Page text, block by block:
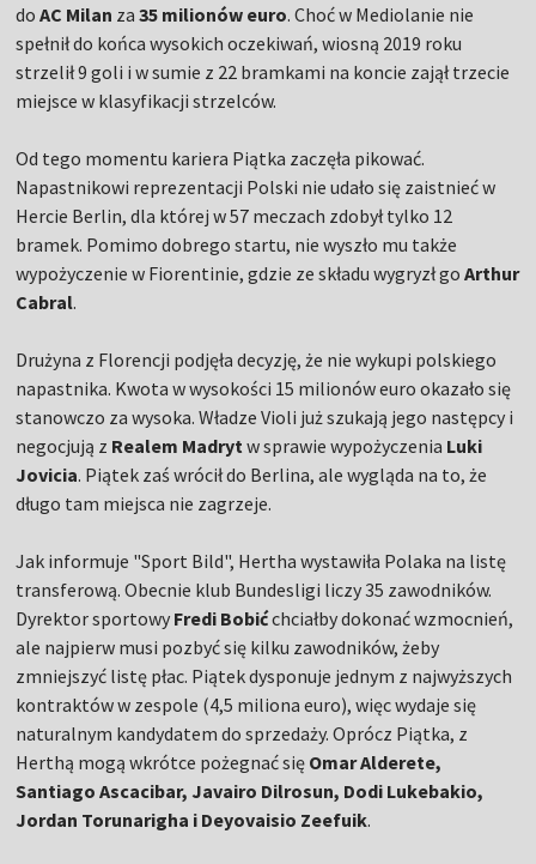
doAC Milan za35 milionów euro. Choć w Mediolanie nie
spełnił do końca wysokich oczekiwań, wiosną 2019 roku
strzelił 9 goli i w sumie z 22 bramkami na koncie zajął trzecie
miejsce w klasyfikacji strzelców.
Od tego momentu kariera Piątka zaczęła pikować.
Napastnikowi reprezentacji Polski nie udało się zaistnieć w
Hercie Berlin, dla której w 57 meczach zdobył tylko 12
bramek. Pomimo dobrego startu, nie wyszło mu także
wypożyczenie w Fiorentinie, gdzie ze składu wygryzł goArthur
Cabral.
Drużyna z Florencji podjęła decyzję, że nie wykupi polskiego
napastnika. Kwota w wysokości 15 milionów euro okazało się
stanowczo za wysoka. Władze Violi już szukają jego następcy i
negocjują z Realem Madrytw sprawie wypożyczenia Luki
Jovicia. Piątek zaś wrócił do Berlina, ale wygląda na to, że
długo tam miejsca nie zagrzeje.
Jak informuje "Sport Bild", Hertha wystawiła Polaka na listę
transferową. Obecnie klub Bundesligi liczy 35 zawodników.
Dyrektor sportowy Fredi Bobićchciałby dokonać wzmocnień,
ale najpierw musi pozbyć się kilku zawodników, żeby
zmniejszyć listę płac. Piątek dysponuje jednym z najwyższych
kontraktów w zespole (4,5 miliona euro), więc wydaje się
naturalnym kandydatem do sprzedaży. Oprócz Piątka, z
Herthą mogą wkrótce pożegnać się Omar Alderete,
Santiago Ascacibar, Javairo Dilrosun, Dodi Lukebakio,
Jordan Torunarigha i Deyovaisio Zeefuik.